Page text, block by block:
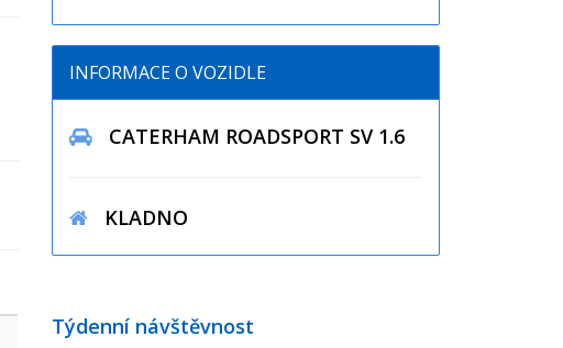
INFORMACE O VOZIDLE
CATERHAM ROADSPORT SV 1.6
KLADNO
Týdenní návštěvnost